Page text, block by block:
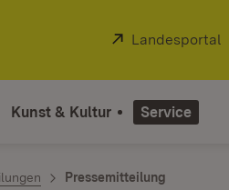
Extern:
Landesportal
Kunst & Kultur Service
Pressemitteilung